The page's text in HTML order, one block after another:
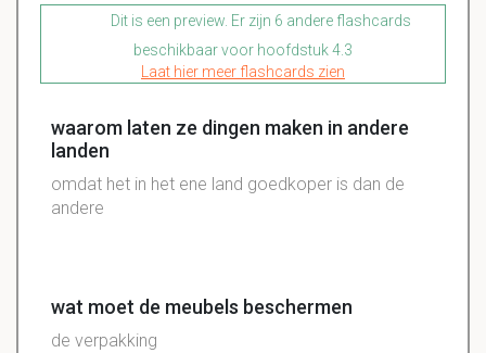
Dit is een preview. Er zijn 6 andere flashcards
beschikbaar voor hoofdstuk 4.3
Laat hier meer flashcards zien
waarom laten ze dingen maken in andere
landen
omdat het in het ene land goedkoper is dan de
andere
wat moet de meubels beschermen
de verpakking